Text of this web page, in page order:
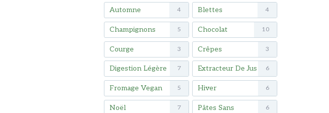
Automne 4 Blettes 4
Champignons 5 Chocolat 10
Courge 3 Crêpes 3
Digestion Légère 7 Extracteur De Jus 6
Fromage Vegan 5 Hiver 6
Noël 7
Pâtes Sans
6